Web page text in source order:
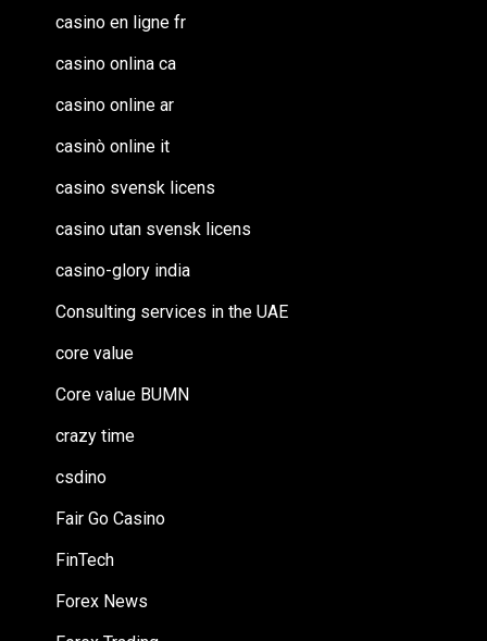
casino en ligne fr
casino onlina ca
casino online ar
casinò online it
casino svensk licens
casino utan svensk licens
casino-glory india
Consulting services in the UAE
core value
Core value BUMN
crazy time
csdino
Fair Go Casino
FinTech
Forex News